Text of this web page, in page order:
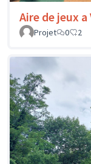
Aire de jeux a
Projet
0 2